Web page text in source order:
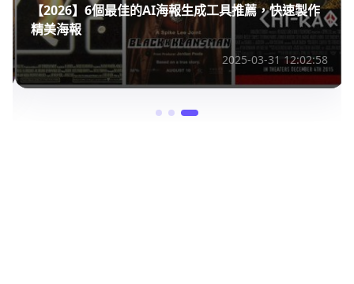
【2026】6個最佳的AI海報生成工具推薦，快速製作
精美海報
2025-03-31 12:02:58